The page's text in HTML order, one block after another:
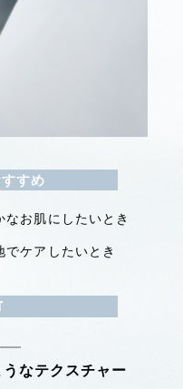
すめ
お肌にしたいとき
でケアしたいとき
なテクスチャー